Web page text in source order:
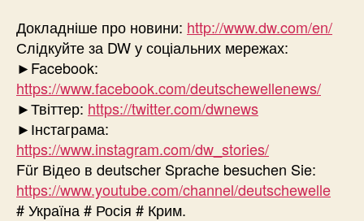
Докладніше про новини: http://www.dw.com/en/
Слідкуйте за DW у соціальних мережах:
►Facebook:
https://www.facebook.com/deutschewellenews/
►Твіттер: https://twitter.com/dwnews
►Інстаграма:
https://www.instagram.com/dw_stories/
Für Відео в deutscher Sprache besuchen Sie:
https://www.youtube.com/channel/deutschewelle
# Україна # Росія # Крим.